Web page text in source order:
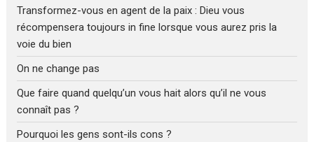
Transformez-vous en agent de la paix : Dieu vous
récompensera toujours in fine lorsque vous aurez pris la
voie du bien
On ne change pas
Que faire quand quelqu’un vous hait alors qu’il ne vous
connaît pas ?
Pourquoi les gens sont-ils cons ?